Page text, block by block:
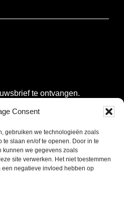
Consent
gebruiken we technologieën zoals
slaan en/of te openen. Door in te
kunnen we gegevens zoals
site verwerken. Het niet toestemmen
negatieve invloed hebben op
te ontvangen.